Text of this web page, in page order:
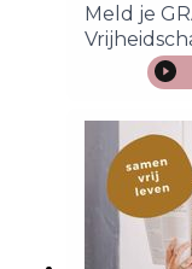
Meld je